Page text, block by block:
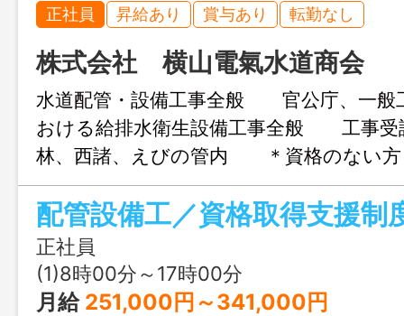
正社員 昇給あり 賞与あり 転勤なし
株式会社 横山電氣水道商会
水道配管・設備工事全般 官公庁、一般
おける給排水衛生設備工事全般 工事受
林、西諸、えびの管内 ＊資格のない方
得費用は会社が全額負担します。 ＊業務
は、面接時に説明致します 【工事事例
の際事業所情報をご覧ください】 「求
ート」をご覧下さい。 変更範囲：電工
希望による）
正社員
(1)8時00分～17時00分
月給 251,000円～341,000円